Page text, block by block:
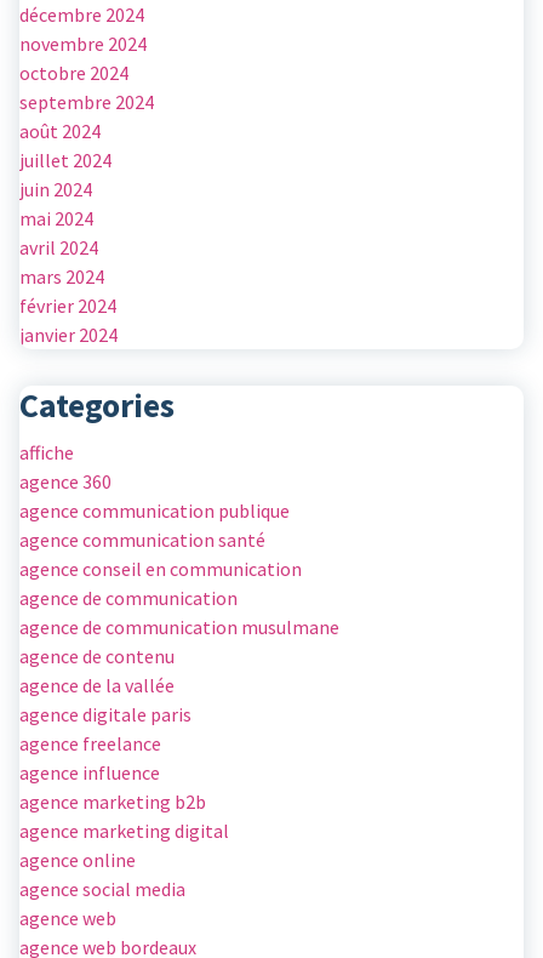
décembre 2024
novembre 2024
octobre 2024
septembre 2024
août 2024
juillet 2024
juin 2024
mai 2024
avril 2024
mars 2024
février 2024
janvier 2024
Categories
affiche
agence 360
agence communication publique
agence communication santé
agence conseil en communication
agence de communication
agence de communication musulmane
agence de contenu
agence de la vallée
agence digitale paris
agence freelance
agence influence
agence marketing b2b
agence marketing digital
agence online
agence social media
agence web
agence web bordeaux